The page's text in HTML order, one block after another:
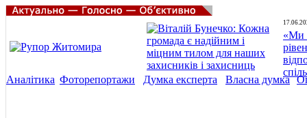
«Ми
Аналітика Фоторепортажи Думка експерта Власна думка